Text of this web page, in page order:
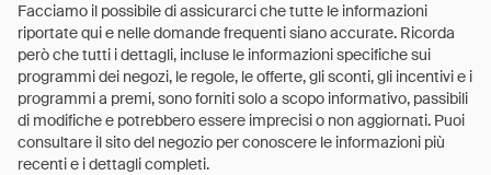
Facciamo il possibile di assicurarci che tutte le informazioni
riportate qui e nelle domande frequenti siano accurate. Ricorda
però che tutti i dettagli, incluse le informazioni specifiche sui
programmi dei negozi, le regole, le offerte, gli sconti, gli incentivi e i
programmi a premi, sono forniti solo a scopo informativo, passibili
di modifiche e potrebbero essere imprecisi o non aggiornati. Puoi
consultare il sito del negozio per conoscere le informazioni più
recenti e i dettagli completi.